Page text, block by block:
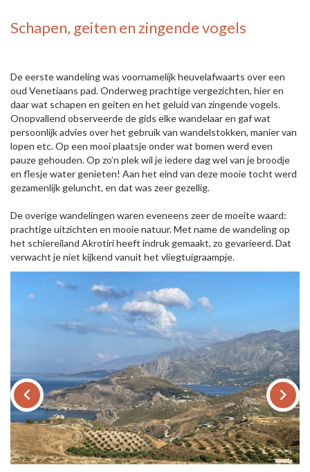
Schapen, geiten en zingende vogels
De eerste wandeling was voornamelijk heuvelafwaarts over een
oud Venetiaans pad. Onderweg prachtige vergezichten, hier en
daar wat schapen en geiten en het geluid van zingende vogels.
Onopvallend observeerde de gids elke wandelaar en gaf wat
persoonlijk advies over het gebruik van wandelstokken, manier van
lopen etc. Op een mooi plaatsje onder wat bomen werd even
pauze gehouden. Op zo’n plek wil je iedere dag wel van je broodje
en flesje water genieten! Aan het eind van deze mooie tocht werd
gezamenlijk geluncht, en dat was zeer gezellig.
De overige wandelingen waren eveneens zeer de moeite waard:
prachtige uitzichten en mooie natuur. Met name de wandeling op
het schiereiland Akrotiri heeft indruk gemaakt, zo gevarieerd. Dat
verwacht je niet kijkend vanuit het vliegtuigraampje.
keyboard_arrow_left keyboard_arrow_right